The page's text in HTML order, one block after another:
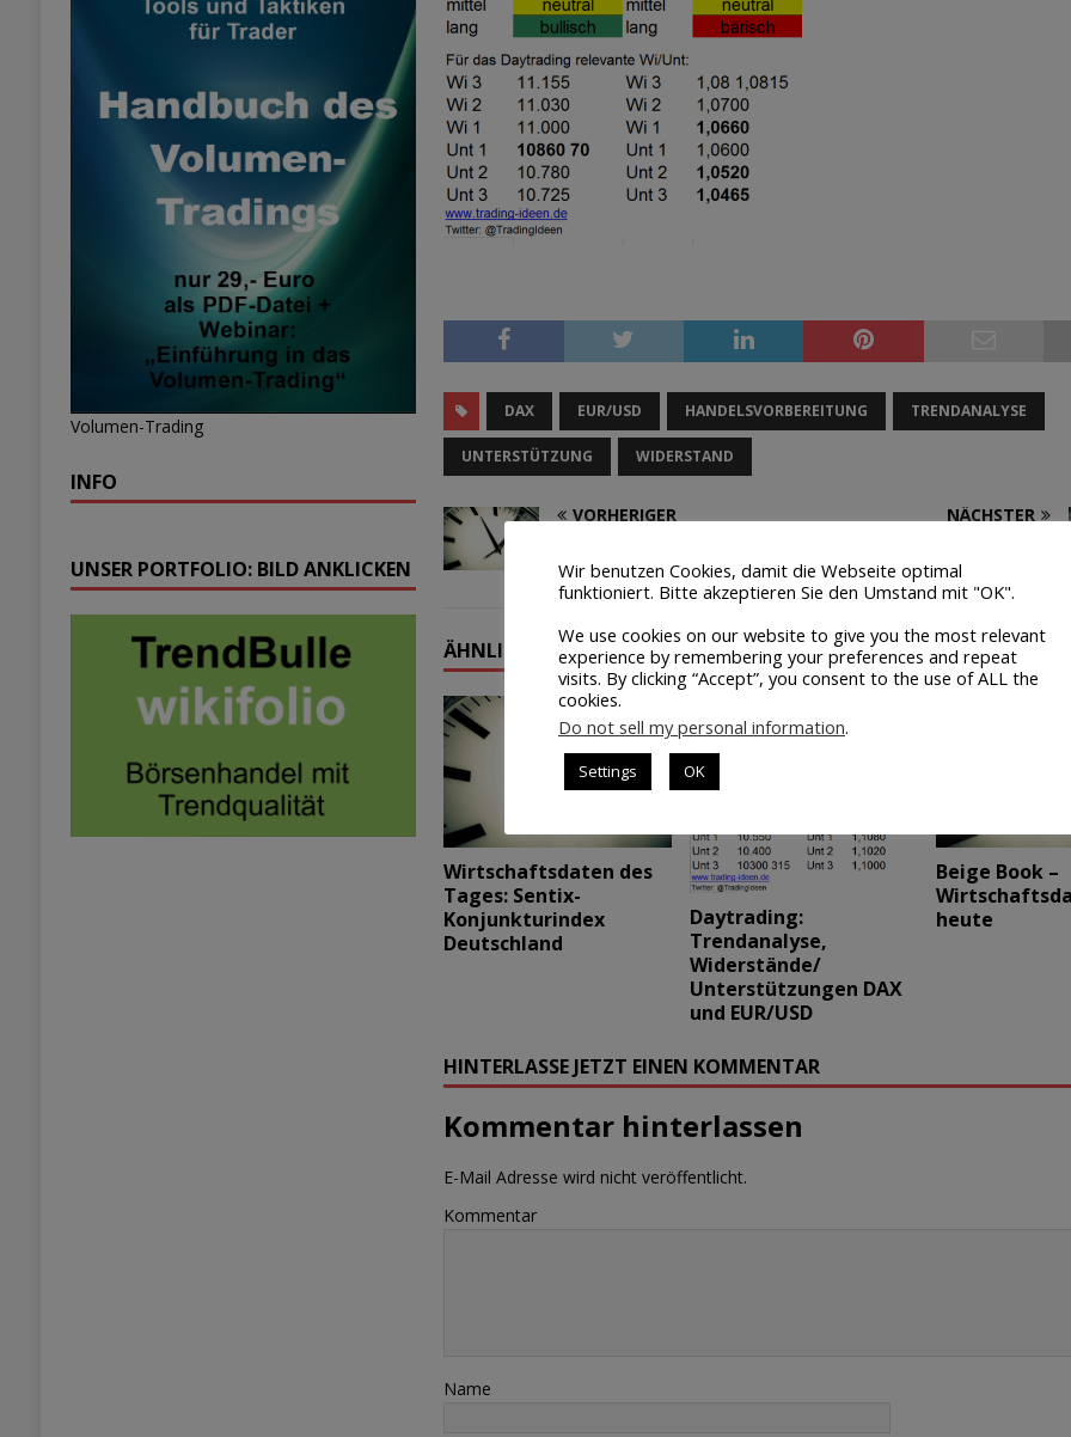
DAX EUR/USD HANDELSVORBEREITUNG TRENDANALYSE
UNTERSTÜTZUNG WIDERSTAND
VORHERIGER
Home Depot Quartalszahlen
NÄCHSTER
Index der Frühindikatoren
ÄHNLICHE ARTIKEL
Wirtschaftsdaten des
Tages: Sentix-
Konjunkturindex
Deutschland
Daytrading:
Trendanalyse,
Widerstände/
Unterstützungen DAX
und EUR/USD
Beige Book –
heute
HINTERLASSE JETZT EINEN KOMMENTAR
Kommentar hinterlassen
E-Mail Adresse wird nicht veröffentlicht.
Kommentar
Name
Volumen-Trading
INFO
UNSER PORTFOLIO: BILD ANKLICKEN
Wir benutzen Cookies, damit die Webseite optimal
funktioniert. Bitte akzeptieren Sie den Umstand mit "OK".
We use cookies on our website to give you the most relevant
experience by remembering your preferences and repeat
visits. By clicking “Accept”, you consent to the use of ALL the
cookies.
Do not sell my personal information.
Settings OK